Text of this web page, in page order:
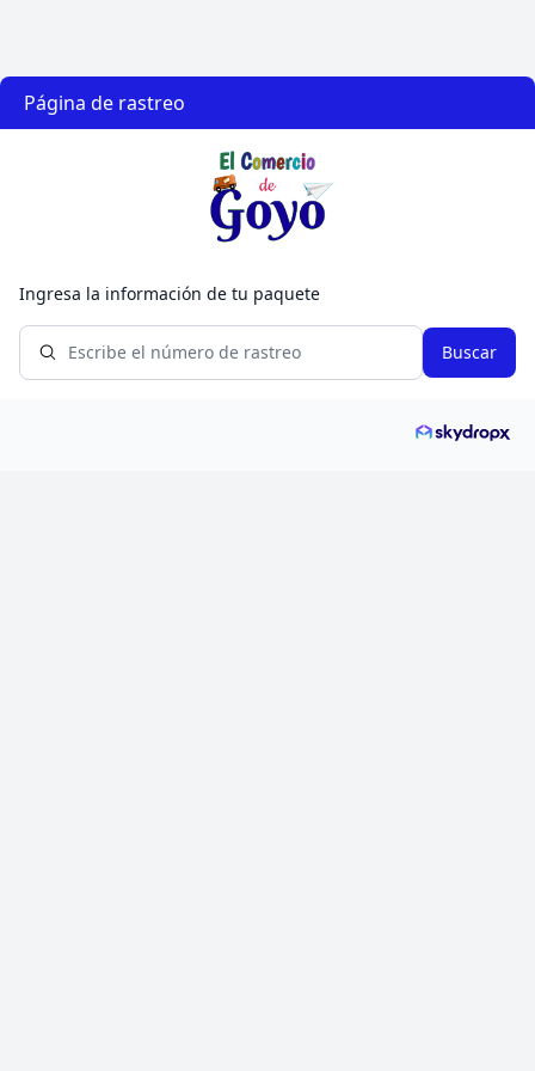
Página de rastreo
Ingresa la información de tu paquete
Buscar